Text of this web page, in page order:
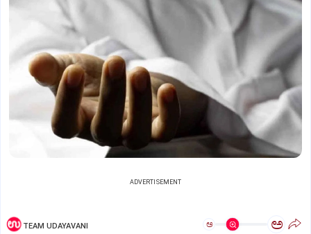
ADVERTISEMENT
TEAM UDAYAVANI ಅ ಅ